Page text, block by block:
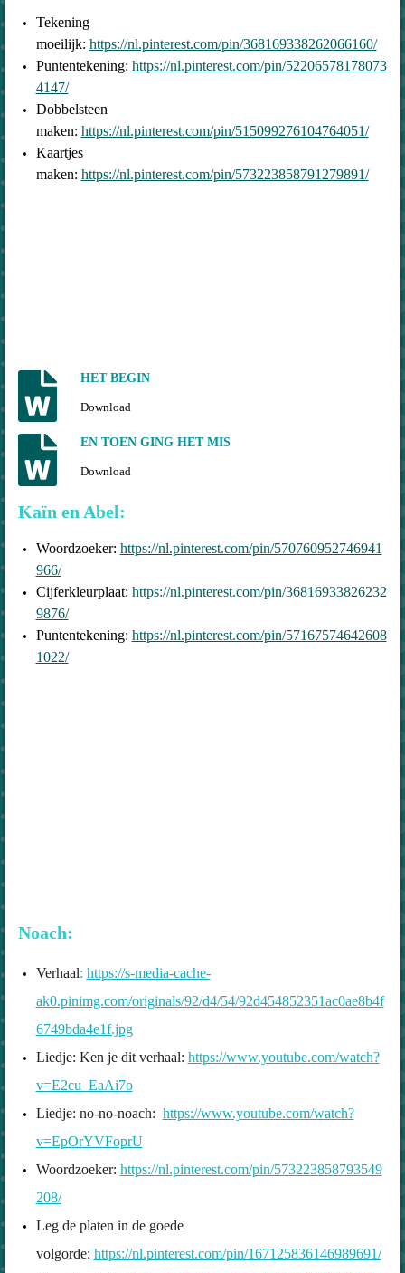
Tekening
moeilijk: https://nl.pinterest.com/pin/368169338262066160/
Puntentekening: https://nl.pinterest.com/pin/52206578178073
4147/
Dobbelsteen
maken: https://nl.pinterest.com/pin/515099276104764051/
Kaartjes
maken: https://nl.pinterest.com/pin/573223858791279891/
HET BEGIN
Download
EN TOEN GING HET MIS
Download
Kaïn en Abel:
Woordzoeker: https://nl.pinterest.com/pin/570760952746941
966/
Cijferkleurplaat: https://nl.pinterest.com/pin/36816933826232
9876/
Puntentekening: https://nl.pinterest.com/pin/57167574642608
1022/
Noach:
Verhaal: https://s-media-cache-
ak0.pinimg.com/originals/92/d4/54/92d454852351ac0ae8b4f
6749bda4e1f.jpg
Liedje: Ken je dit verhaal: https://www.youtube.com/watch?
v=E2cu_EaAi7o
Liedje: no-no-noach: https://www.youtube.com/watch?
v=EpOrYVFoprU
Woordzoeker: https://nl.pinterest.com/pin/573223858793549
208/
Leg de platen in de goede
volgorde: https://nl.pinterest.com/pin/167125836146989691/